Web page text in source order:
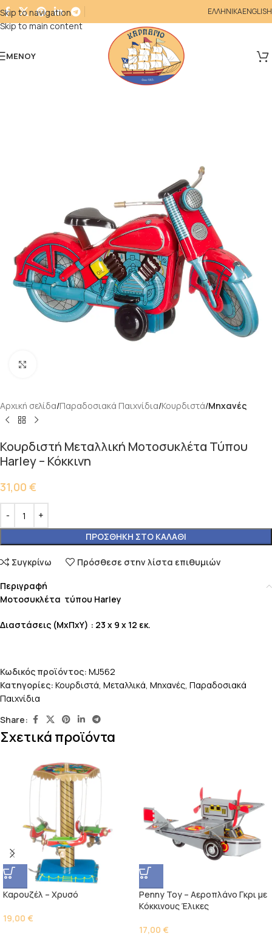
Skip to navigation
Skip to main content
ΕΛΛΗΝΙΚΑENGLISH
ΜΕΝΟΎ
Αρχική σελίδα Παραδοσιακά Παιχνίδια Κουρδιστά Μηχανές
Κουρδιστή Μεταλλική Μοτοσυκλέτα Τύπου
Harley – Κόκκινη
31,00 €
ΠΡΟΣΘΉΚΗ ΣΤΟ ΚΑΛΆΘΙ
Συγκρίνω Πρόσθεσε στην λίστα επιθυμιών
Περιγραφή
Μοτοσυκλέτα τύπου Harley
Διαστάσεις (ΜxΠxΥ) : 23 x 9 x 12 εκ.
Κωδικός προϊόντος: MJ562
Κατηγορίες: Κουρδιστά, Μεταλλικά, Μηχανές, Παραδοσιακά
Παιχνίδια
Share:
Σχετικά προϊόντα
Kαρουζέλ – Χρυσό
19,00 €
Penny Toy – Αεροπλάνο Γκρι με
Kόκκινους Έλικες
17,00 €